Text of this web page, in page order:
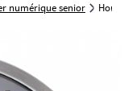
numérique senior